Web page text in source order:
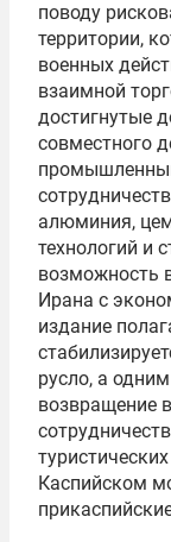
поводу
территории,
военных
взаимной
достигнутые
совместного
алюминия,
технологий и
возможность
Ирана с
издание
русло, а
возвращение
Каспийском